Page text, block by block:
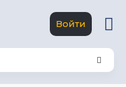
Войти